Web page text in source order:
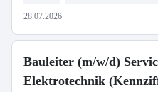
28.07.2026
Bauleiter (m/w/d)
Elektrotechnik